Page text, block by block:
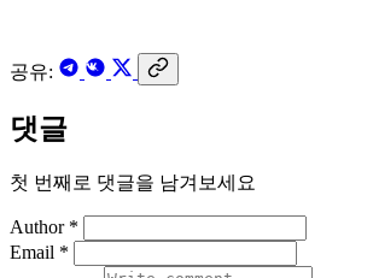
공유:
댓글
첫 번째로 댓글을 남겨보세요
Author *
Email *